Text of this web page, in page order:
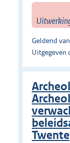
Geldend
Uitgegeven
Twente